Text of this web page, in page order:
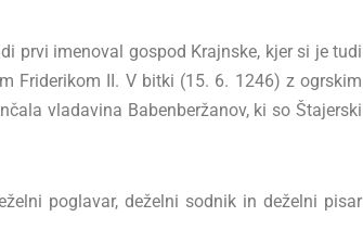
prvi imenoval gospod Krajnske, kjer si je tudi
Friderikom II. V bitki (15. 6. 1246) z ogrskim
vladavina Babenberžanov, ki so Štajerski
poglavar, deželni sodnik in deželni pisar